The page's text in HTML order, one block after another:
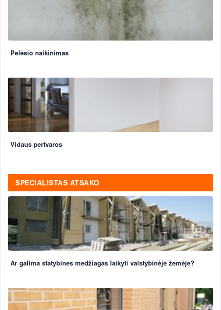
Pelėsio naikinimas
Vidaus pertvaros
SPECIALISTAS ATSAKO
Ar galima statybines medžiagas laikyti valstybinėje žemėje?